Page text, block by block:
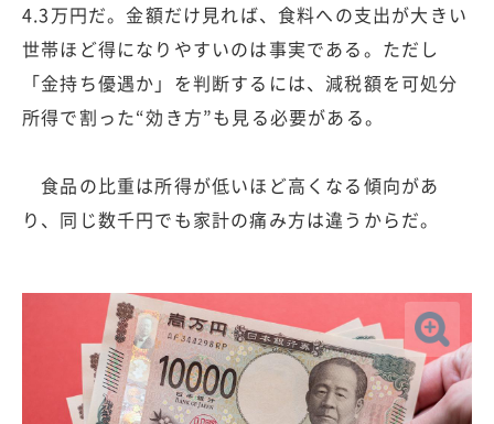
4.3万円だ。金額だけ見れば、食料への支出が大きい
世帯ほど得になりやすいのは事実である。ただし
「金持ち優遇か」を判断するには、減税額を可処分
所得で割った“効き方”も見る必要がある。
食品の比重は所得が低いほど高くなる傾向があ
り、同じ数千円でも家計の痛み方は違うからだ。